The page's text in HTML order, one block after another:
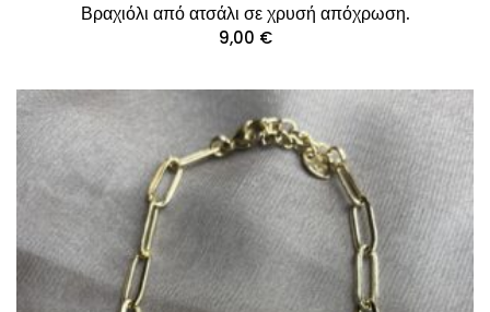
Βραχιόλι από ατσάλι σε χρυσή απόχρωση.
9,00 €